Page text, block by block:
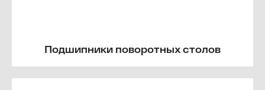
Подшипники поворотных столов